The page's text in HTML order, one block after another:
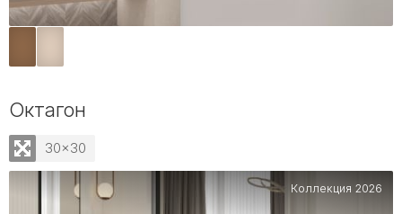
Октагон
30x30
Коллекция 2026